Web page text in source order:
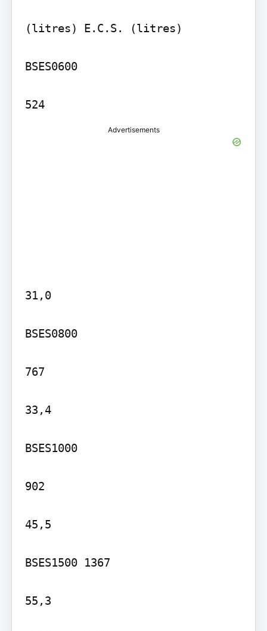
(litres) E.C.S. (litres)
BSES0600
524
Advertisements
31,0
BSES0800
767
33,4
BSES1000
902
45,5
BSES1500 1367
55,3